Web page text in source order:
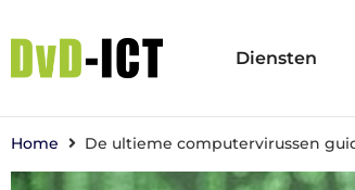
Diensten
Home De ultieme computervirussen